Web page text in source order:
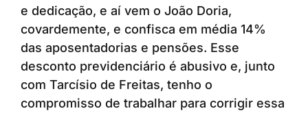
e dedicação, e aí vem o João Doria,
covardemente, e confisca em média 14%
das aposentadorias e pensões. Esse
desconto previdenciário é abusivo e, junto
com Tarcísio de Freitas, tenho o
compromisso de trabalhar para corrigir essa